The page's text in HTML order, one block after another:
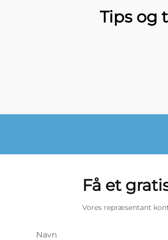
Tips og
Få et
Vores repræsentant
Navn